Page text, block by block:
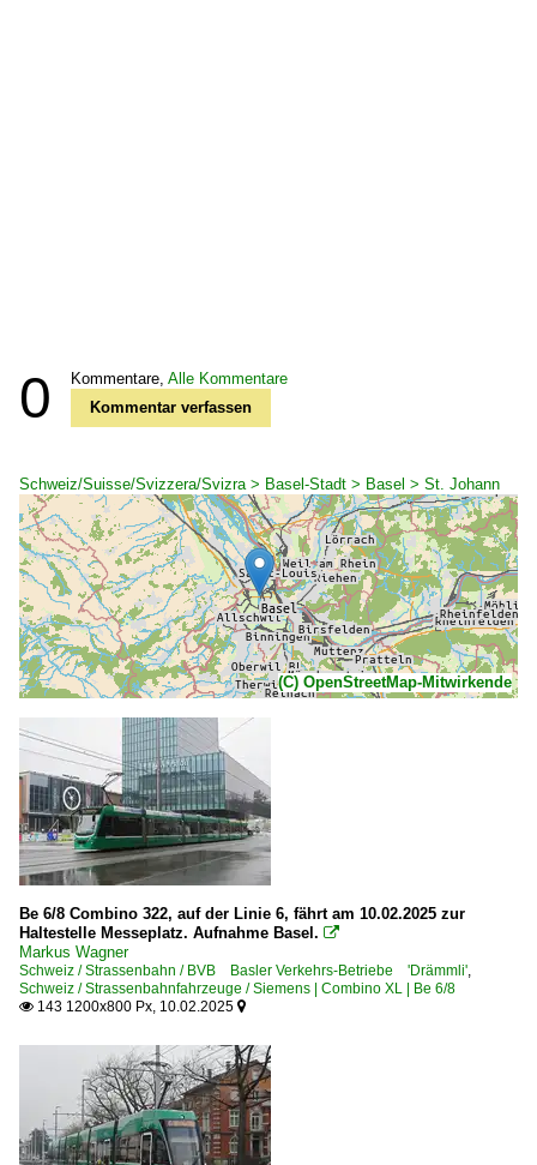
0 Kommentare, Alle Kommentare
Kommentar verfassen
Schweiz/Suisse/Svizzera/Svizra > Basel-Stadt > Basel > St. Johann
(C) OpenStreetMap-Mitwirkende
Be 6/8 Combino 322, auf der Linie 6, fährt am 10.02.2025 zur
Haltestelle Messeplatz. Aufnahme Basel. 
Markus Wagner
Schweiz / Strassenbahn / BVB Basler Verkehrs-Betriebe 'Drämmli',
Schweiz / Strassenbahnfahrzeuge / Siemens | Combino XL | Be 6/8
 143 1200x800 Px, 10.02.2025 